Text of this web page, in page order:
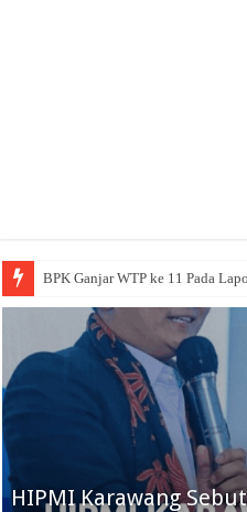
BPK Ganjar WTP ke 11 Pada
HIPMI Karawang